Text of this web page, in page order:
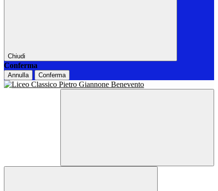
Chiudi
Conferma
Annulla Conferma